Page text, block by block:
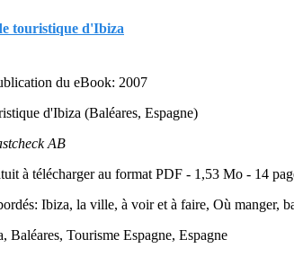
touristique d'Ibiza
du eBook: 2007
d'Ibiza (Baléares, Espagne)
AB
à télécharger au format PDF - 1,53 Mo - 14
Ibiza, la ville, à voir et à faire, Où manger,
Baléares, Tourisme Espagne, Espagne